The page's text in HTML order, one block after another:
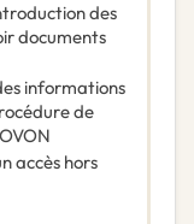
des
documents
informations
de
accès hors